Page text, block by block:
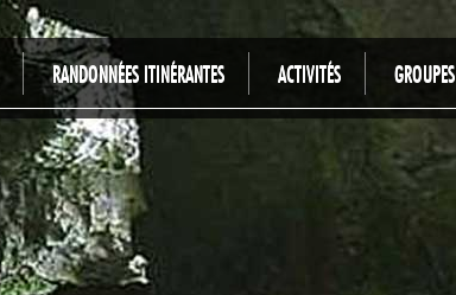
RANDONNÉES ITINÉRANTES ACTIVITÉS GROUPES